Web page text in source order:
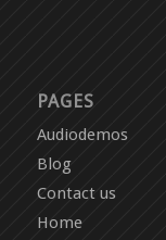
PAGES
Audiodemos
Blog
Contact us
Home